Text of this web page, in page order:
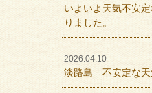
いよいよ天気不安
りました。
2026.04.10
淡路島 不安定な天